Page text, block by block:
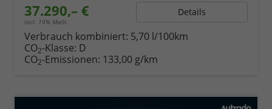
37.290,– €
incl. 19% MwSt.
Details
Verbrauch kombiniert: 5,70 l/100km
CO2-Klasse: D
CO2-Emissionen: 133,00 g/km